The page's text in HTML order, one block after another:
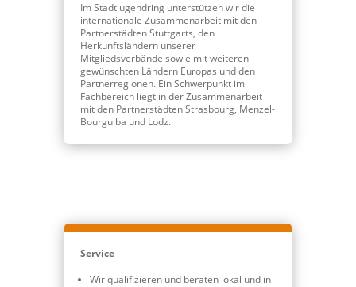
Im Stadtjugendring unterstützen wir die
internationale Zusammenarbeit mit den
Partnerstädten Stuttgarts, den
Herkunftsländern unserer
Mitgliedsverbände sowie mit weiteren
gewünschten Ländern Europas und den
Partnerregionen. Ein Schwerpunkt im
Fachbereich liegt in der Zusammenarbeit
mit den Partnerstädten Strasbourg, Menzel-
Bourguiba und Lodz.
Service
Wir qualifizieren und beraten lokal und in